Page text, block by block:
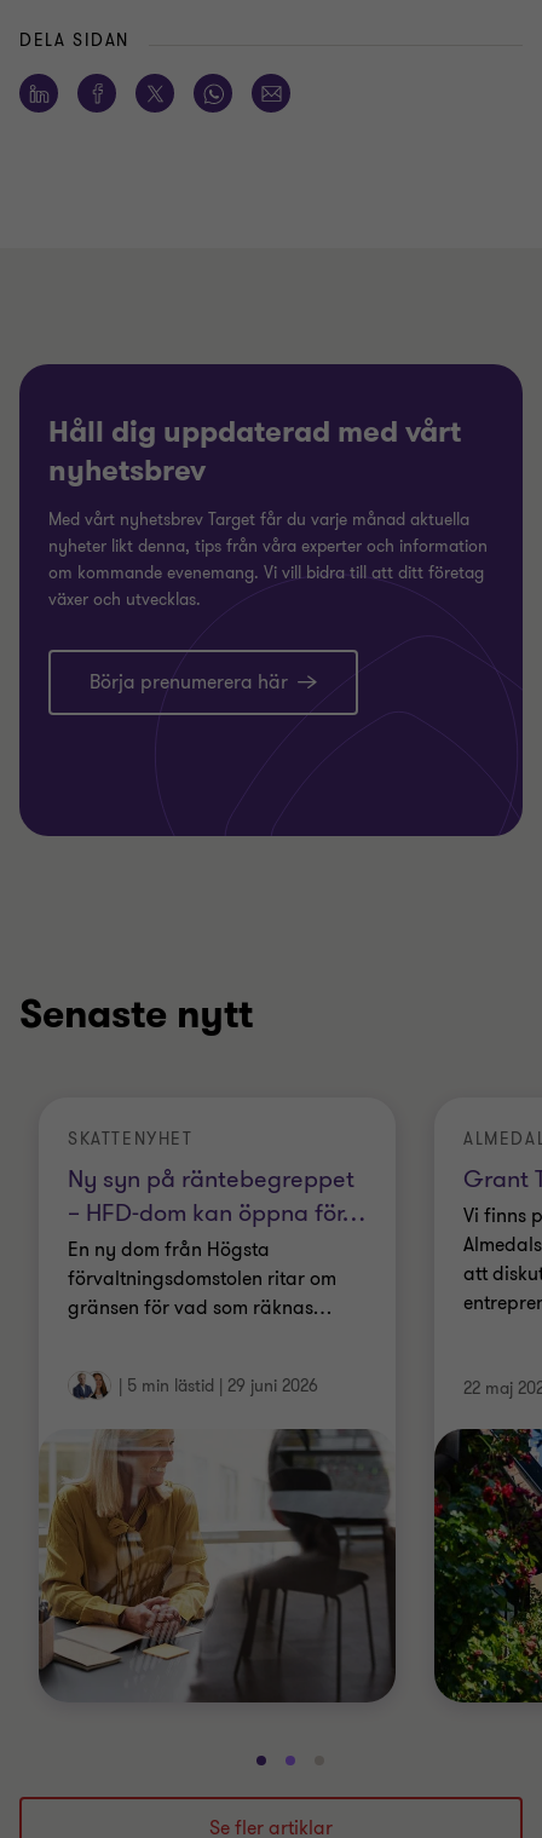
DELA SIDAN
Håll dig uppdaterad med vårt
nyhetsbrev
Med vårt nyhetsbrev Target får du varje månad aktuella
nyheter likt denna, tips från våra experter och information
om kommande evenemang. Vi vill bidra till att ditt företag
växer och utvecklas.
Börja prenumerera här
Senaste nytt
Ny syn på räntebegreppet
– HFD-dom kan öppna för…
SKATTENYHET
En ny dom från Högsta
förvaltningsdomstolen ritar om
gränsen för vad som räknas…
| 5 min lästid | 29 juni 2026
Grant
Vi finns
att
22 maj
Gå
till
bild
Gå
till
bild
till
bild
Se fler artiklar